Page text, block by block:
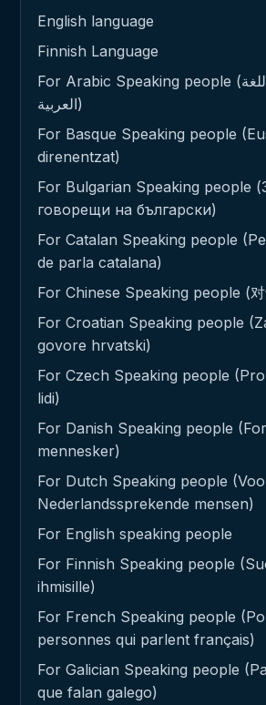
English language
Finnish Language
For Arabic Speaking people (للناطقين باللغة
العربية)
For Basque Speaking people
direnentzat)
For Bulgarian Speaking people
говорещи на български)
For Catalan Speaking people
de parla catalana)
For Chinese Speaking people (对
For Croatian Speaking people
govore hrvatski)
For Czech Speaking people
lidi)
For Danish Speaking people
mennesker)
For Dutch Speaking people
Nederlandssprekende mensen)
For English speaking people
For Finnish Speaking people
ihmisille)
For French Speaking people
personnes qui parlent français)
For Galician Speaking people
que falan galego)